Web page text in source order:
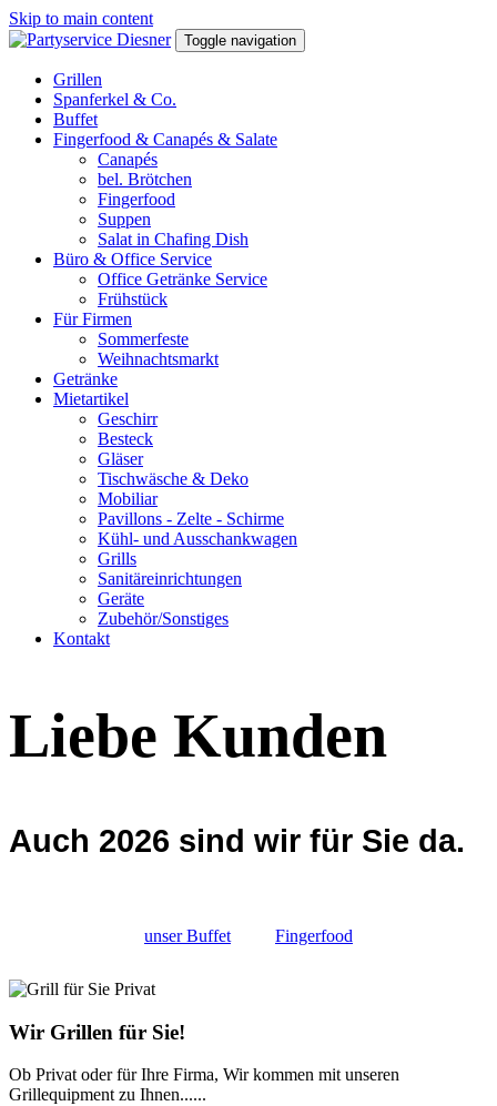
Skip to main content
Toggle navigation
Grillen
Spanferkel & Co.
Buffet
Fingerfood & Canapés & Salate
Canapés
bel. Brötchen
Fingerfood
Suppen
Salat in Chafing Dish
Büro & Office Service
Office Getränke Service
Frühstück
Für Firmen
Sommerfeste
Weihnachtsmarkt
Getränke
Mietartikel
Geschirr
Besteck
Gläser
Tischwäsche & Deko
Mobiliar
Pavillons - Zelte - Schirme
Kühl- und Ausschankwagen
Grills
Sanitäreinrichtungen
Geräte
Zubehör/Sonstiges
Kontakt
Liebe Kunden
Auch 2026 sind wir für Sie da.
unser Buffet Fingerfood
Wir Grillen für Sie!
Ob Privat oder für Ihre Firma, Wir kommen mit unseren
Grillequipment zu Ihnen......